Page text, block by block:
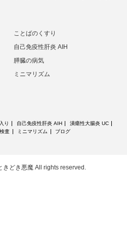
ことばのくすり
自己免疫性肝炎 AIH
膵臓の病気
ミニマリズム
り 自己免疫性肝炎 AIH
潰瘍性大腸炎 UC
査 ミニマリズム ブログ
きどき悪魔 All rights reserved.